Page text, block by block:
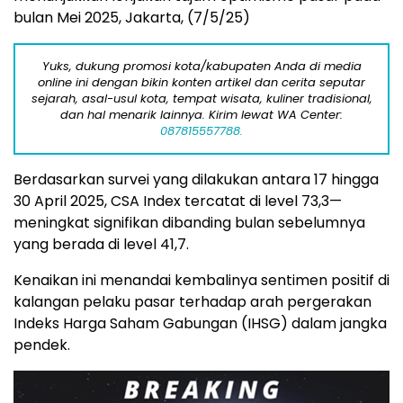
bulan Mei2025, Jakarta, (7/5/25)
Yuks, dukung promosi kota/kabupaten Anda di media
online ini dengan bikin konten artikel dan cerita seputar
sejarah, asal-usul kota, tempat wisata, kuliner tradisional,
dan hal menarik lainnya. Kirim lewat WA Center:
087815557788.
Berdasarkansurveiyangdilakukanantara17 hingga
30April2025,CSA Index tercatat di level 73,3—
meningkat signifikandibanding bulansebelumnya
yang beradadi level 41,7.
Kenaikanini menandai kembalinyasentimen positif di
kalangan pelaku pasar terhadaparah pergerakan
Indeks HargaSahamGabungan (IHSG) dalamjangka
pendek.